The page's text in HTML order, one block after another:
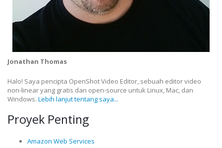
Jonathan Thomas
Halo! Saya pencipta OpenShot Video Editor, sebuah editor video
non-linear yang gratis dan open-source untuk Linux, Mac, dan
Windows. Lebih lanjut tentang saya...
Proyek Penting
Amazon Web Services